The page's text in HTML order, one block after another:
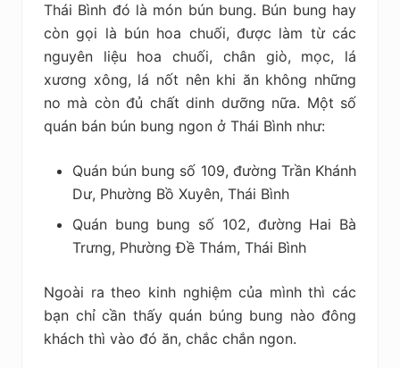
Thái Bình đó là món bún bung. Bún bung hay
còn gọi là bún hoa chuối, được làm từ các
nguyên liệu hoa chuối, chân giò, mọc, lá
xương xông, lá nốt nên khi ăn không những
no mà còn đủ chất dinh dưỡng nữa. Một số
quán bán bún bung ngon ở Thái Bình như:
Quán bún bung số 109, đường Trần Khánh
Dư, Phường Bồ Xuyên, Thái Bình
Quán bung bung số 102, đường Hai Bà
Trưng, Phường Đề Thám, Thái Bình
Ngoài ra theo kinh nghiệm của mình thì các
bạn chỉ cần thấy quán búng bung nào đông
khách thì vào đó ăn, chắc chắn ngon.